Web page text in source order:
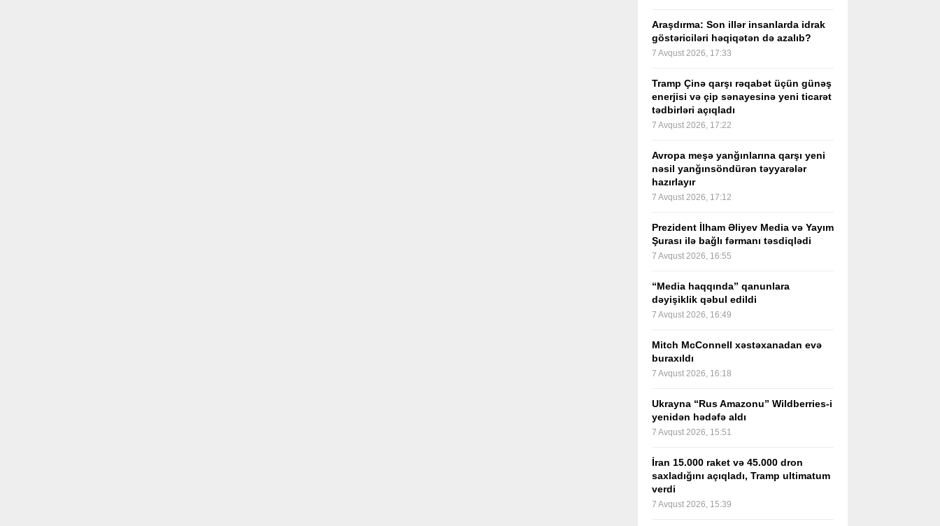
Araşdırma: Son illər insanlarda idrak
göstəriciləri həqiqətən də azalıb?
7 Avqust 2026, 17:33
Tramp Çinə qarşı rəqabət üçün günəş
enerjisi və çip sənayesinə yeni ticarət
tədbirləri açıqladı
7 Avqust 2026, 17:22
Avropa meşə yanğınlarına qarşı yeni
nəsil yanğınsöndürən təyyarələr
hazırlayır
7 Avqust 2026, 17:12
Prezident İlham Əliyev Media və Yayım
Şurası ilə bağlı fərmanı təsdiqlədi
7 Avqust 2026, 16:55
“Media haqqında” qanunlara
dəyişiklik qəbul edildi
7 Avqust 2026, 16:49
Mitch McConnell xəstəxanadan evə
buraxıldı
7 Avqust 2026, 16:18
Ukrayna “Rus Amazonu” Wildberries-i
yenidən hədəfə aldı
7 Avqust 2026, 15:51
İran 15.000 raket və 45.000 dron
saxladığını açıqladı, Tramp ultimatum
verdi
7 Avqust 2026, 15:39